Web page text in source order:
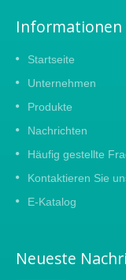
Informationen
Startseite
Unternehmen
Produkte
Nachrichten
Häufig gestellte
Kontaktieren Sie
E-Katalog
Neueste